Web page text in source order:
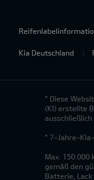
Kia Deutschland
* Diese
(KI) erstellte
* 7-Jahre-
Max. 150.000
gemäß den
Batterie, Lack